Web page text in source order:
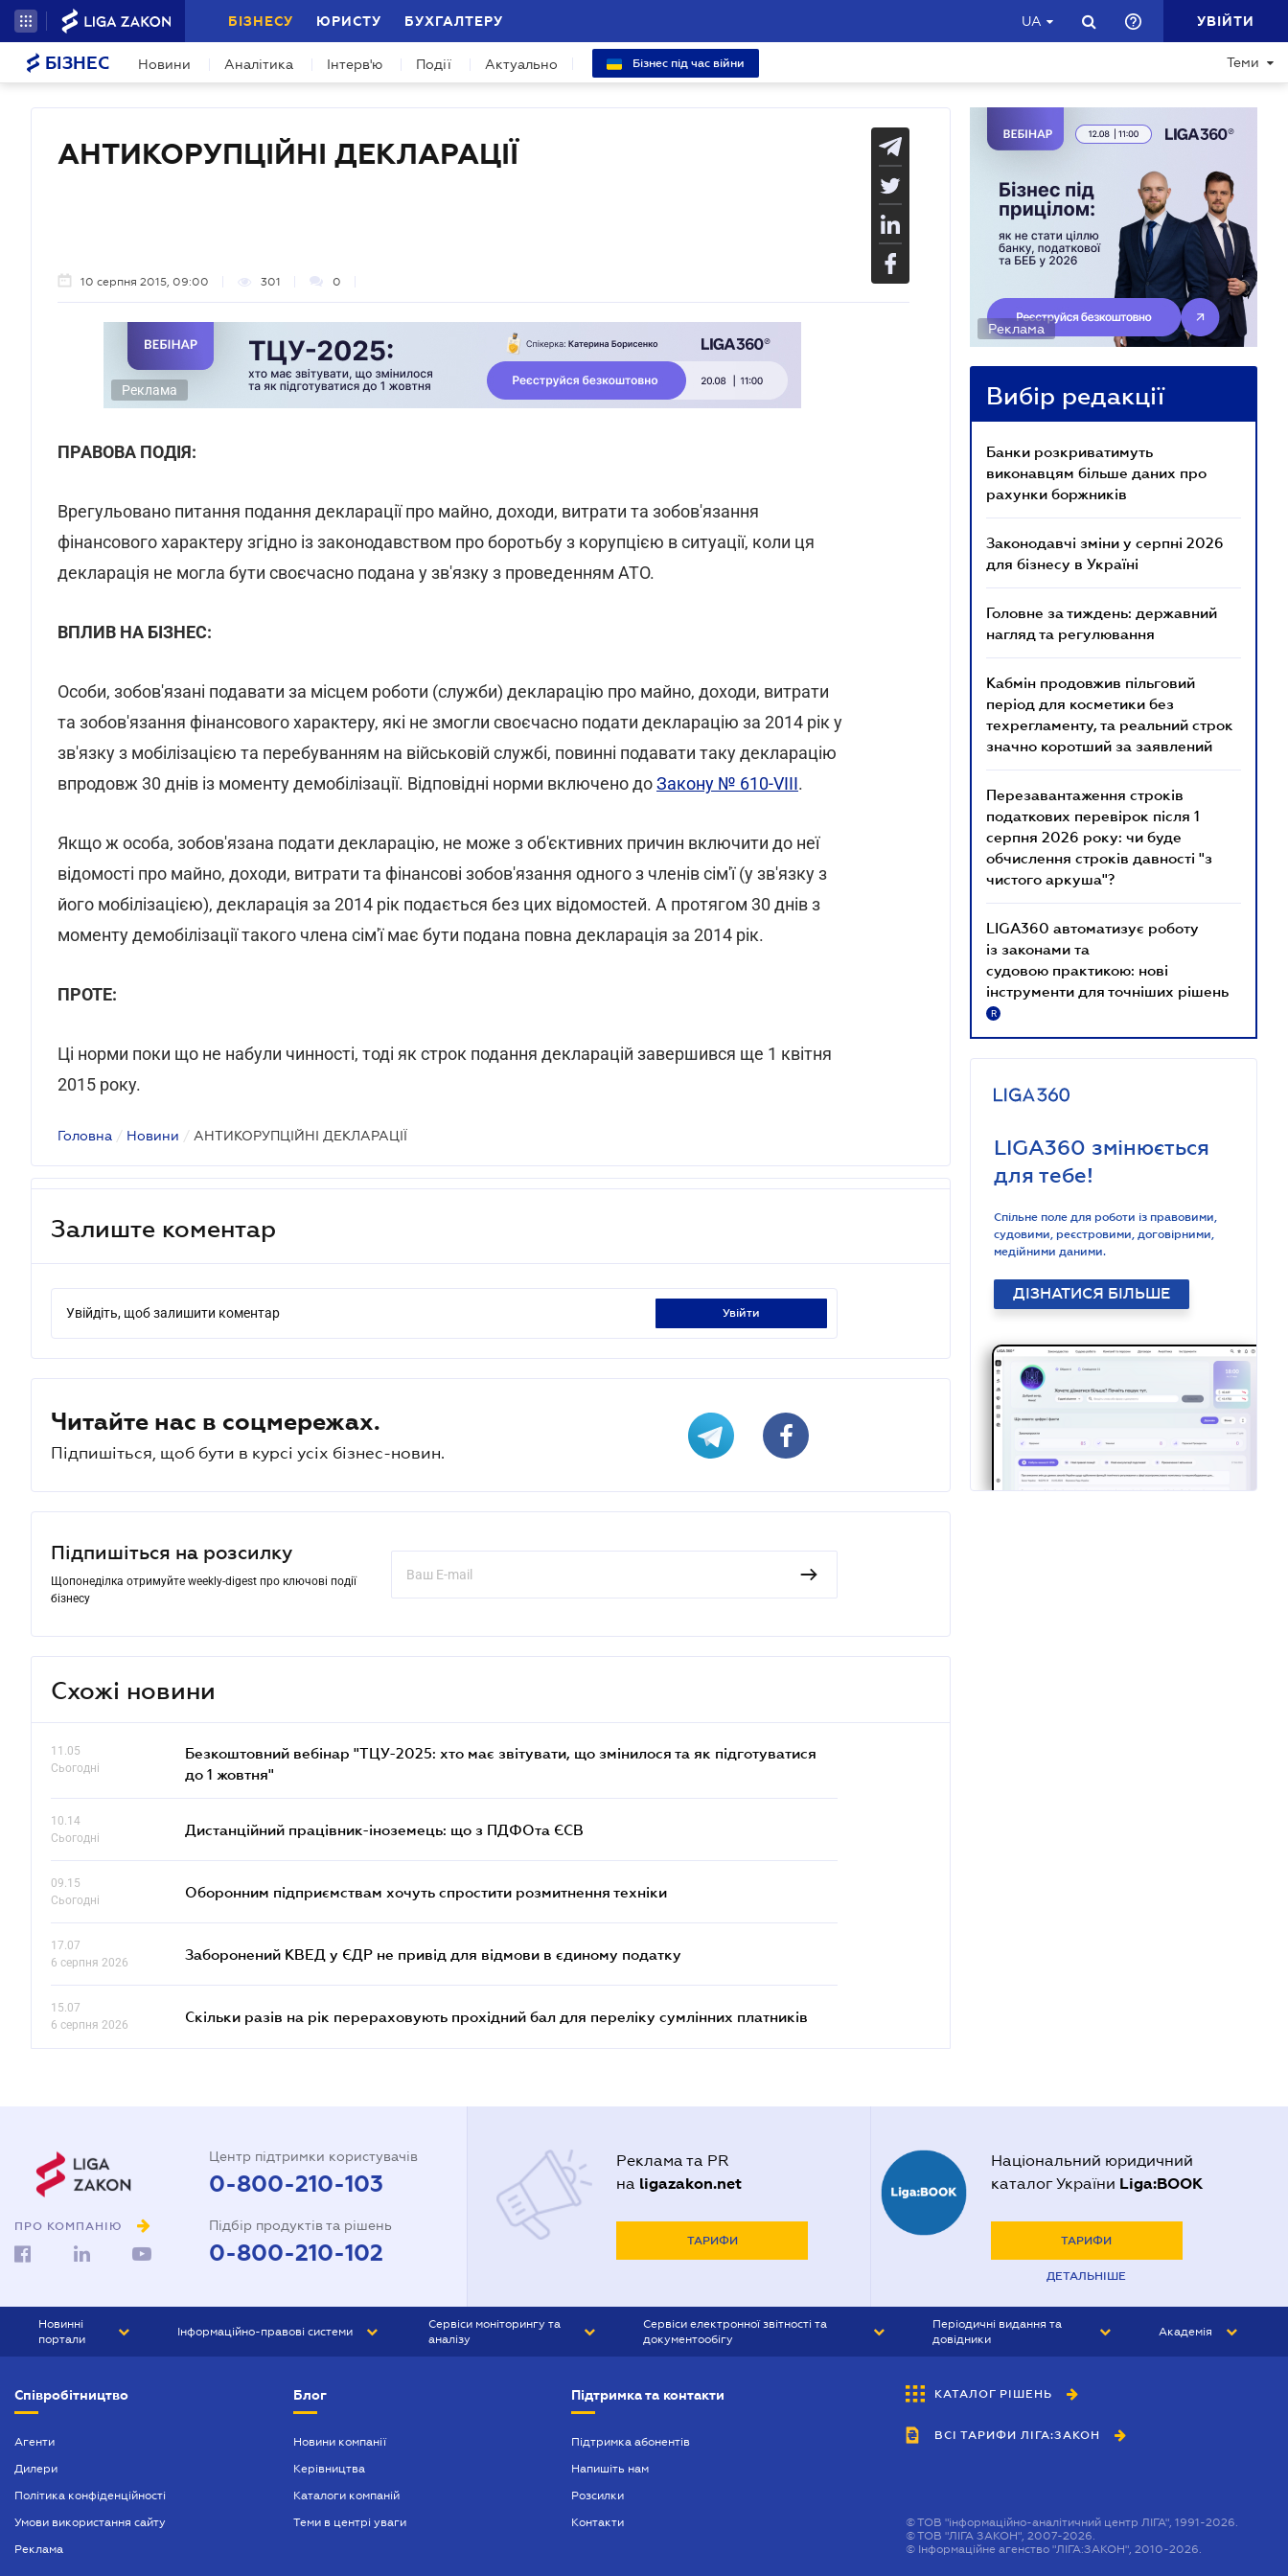
БІЗНЕСУ ЮРИСТУ БУХГАЛТЕРУ UA УВІЙТИ
БІЗНЕС Новини Аналітика Інтерв'ю Події Актуально Бізнес під час війни Теми
АНТИКОРУПЦІЙНІ ДЕКЛАРАЦІЇ
10 серпня 2015, 09:00 301 0
Реклама
ПРАВОВА ПОДІЯ:
Врегульовано питання подання декларації про майно, доходи, витрати та зобов'язання
фінансового характеру згідно із законодавством про боротьбу з корупцією в ситуації, коли ця
декларація не могла бути своєчасно подана у зв'язку з проведенням АТО.
ВПЛИВ НА БІЗНЕС:
Особи, зобов'язані подавати за місцем роботи (служби) декларацію про майно, доходи, витрати
та зобов'язання фінансового характеру, які не змогли своєчасно подати декларацію за 2014 рік у
зв'язку з мобілізацією та перебуванням на військовій службі, повинні подавати таку декларацію
впродовж 30 днів із моменту демобілізації. Відповідні норми включено доЗакону № 610-VIII.
Якщо ж особа, зобов'язана подати декларацію, не може з об'єктивних причин включити до неї
відомості про майно, доходи, витрати та фінансові зобов'язання одного з членів сім'ї (у зв'язку з
його мобілізацією), декларація за 2014 рік подається без цих відомостей. А протягом 30 днів з
моменту демобілізації такого члена сім'ї має бути подана повна декларація за 2014 рік.
ПРОТЕ:
Ці норми поки що не набули чинності, тоді як строк подання декларацій завершився ще 1 квітня
2015 року.
Головна / Новини / АНТИКОРУПЦІЙНІ ДЕКЛАРАЦІЇ
Залиште коментар
Увійдіть, щоб залишити коментар увійти
Читайте нас в соцмережах.
Підпишіться, щоб бути в курсі усіх бізнес-новин.
Підпишіться на розсилку
Щопонеділка отримуйте weekly-digest про ключові події
бізнесу
Схожі новини
11.05
Сьогодні
Безкоштовний вебінар "ТЦУ-2025: хто має звітувати, що змінилося та як підготуватися
до 1 жовтня"
10.14
Сьогодні
Дистанційний працівник-іноземець: що з ПДФОта ЄСВ
09.15
Сьогодні
Оборонним підприємствам хочуть спростити розмитнення техніки
17.07
6 серпня 2026
Заборонений КВЕД у ЄДР не привід для відмови в єдиному податку
15.07
6 серпня 2026
Скільки разів на рік перераховують прохідний бал для переліку сумлінних платників
Реклама
Вибір редакції
Банки розкриватимуть
виконавцям більше даних про
рахунки боржників
Законодавчі зміни у серпні 2026
для бізнесу в Україні
Головне за тиждень: державний
нагляд та регулювання
Кабмін продовжив пільговий
період для косметики без
техрегламенту, та реальний строк
значно коротший за заявлений
Перезавантаження строків
податкових перевірок після 1
серпня 2026 року: чи буде
обчислення строків давності "з
чистого аркуша"?
LIGA360 автоматизує роботу
із законами та
судовою практикою: нові
інструменти для точніших рішень
R
LIGA360 змінюється
для тебе!
Спільне поле для роботи із правовими,
судовими, реєстровими, договірними,
медійними даними.
ДІЗНАТИСЯ БІЛЬШЕ
ПРО КОМПАНІЮ
Центр підтримки користувачів
0-800-210-103
Підбір продуктів та рішень
0-800-210-102
Реклама та PR
на ligazakon.net
ТАРИФИ
Національний юридичний
каталог України Liga:BOOK
ТАРИФИ
ДЕТАЛЬНІШЕ
Новинні
портали
БІЗНЕС
Інформаційно-правові системи
БУХГАЛТЕР ПРОФ
Сервіси моніторингу та
аналізу
Сервіси електронної звітності та
документообігу
Періодичні видання та
довідники
БУХГАЛТЕР&ЗАКОН
ВІСНИК МСФЗ
Академія
Співробітництво
Агенти
Дилери
Політика конфіденційності
Умови використання сайту
Реклама
Блог
Новини компанії
Керівництва
Каталоги компаній
Теми в центрі уваги
Підтримка та контакти
Підтримка абонентів
Напишіть нам
Розсилки
Контакти
КАТАЛОГ РІШЕНЬ
ВСІ ТАРИФИ ЛІГА:ЗАКОН
©ТОВ "інформаційно-аналітичний центр ЛІГА", 1991-2026.
©ТОВ "ЛІГА ЗАКОН", 2007-2026.
© Інформаційне агенство "ЛІГА:ЗАКОН", 2010-2026.